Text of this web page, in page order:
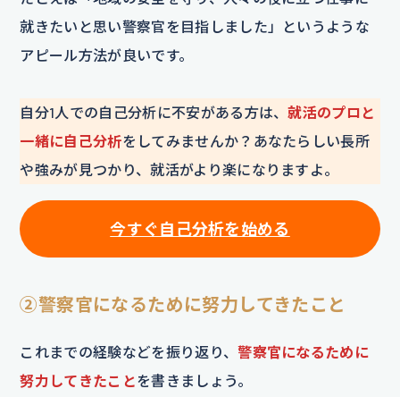
就きたいと思い警察官を目指しました」というような
アピール方法が良いです。
自分1人での自己分析に不安がある方は、就活のプロと
一緒に自己分析をしてみませんか？あなたらしい長所
や強みが見つかり、就活がより楽になりますよ。
今すぐ自己分析を始める
②警察官になるために努力してきたこと
これまでの経験などを振り返り、警察官になるために
努力してきたこと を書きましょう。